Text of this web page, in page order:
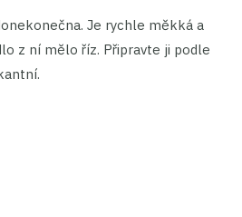
Je rychle měkká a
z ní mělo říz. Připravte ji podle